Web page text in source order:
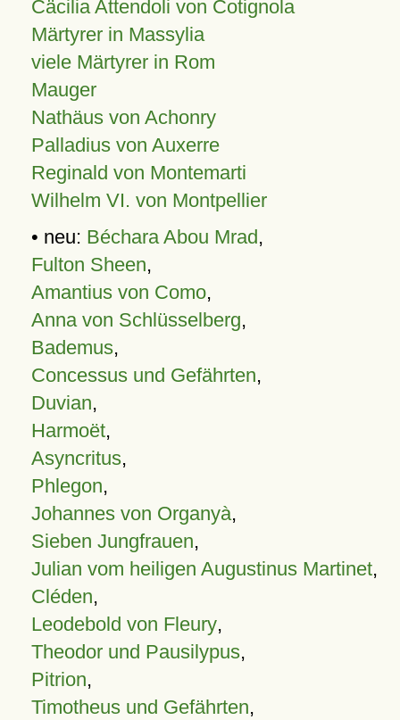
Cäcilia Attendoli von Cotignola
Märtyrer in Massylia
viele Märtyrer in Rom
Mauger
Nathäus von Achonry
Palladius von Auxerre
Reginald von Montemarti
Wilhelm VI. von Montpellier
• neu: Béchara Abou Mrad,
Fulton Sheen,
Amantius von Como,
Anna von Schlüsselberg,
Bademus,
Concessus und Gefährten,
Duvian,
Harmoët,
Asyncritus,
Phlegon,
Johannes von Organyà,
Sieben Jungfrauen,
Julian vom heiligen Augustinus Martinet,
Cléden,
Leodebold von Fleury,
Theodor und Pausilypus,
Pitrion,
Timotheus und Gefährten,